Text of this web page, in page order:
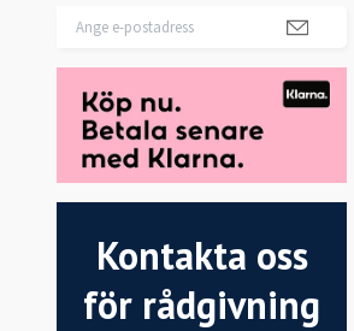
Kontakta oss
för rådgivning